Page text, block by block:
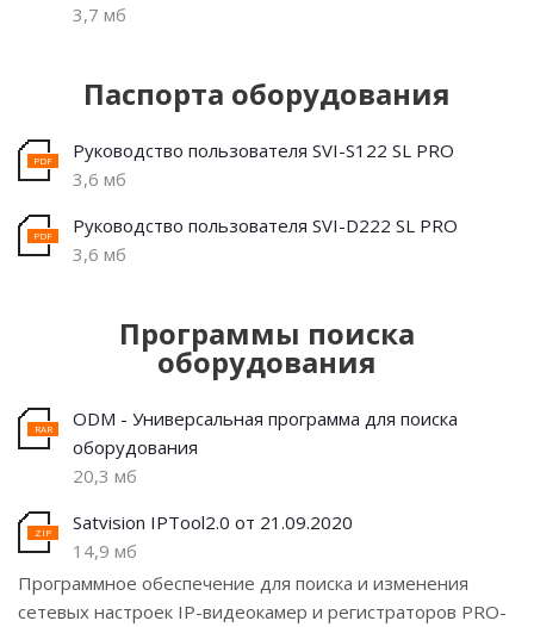
3,7 мб
Паспорта оборудования
Руководство пользователя SVI-S122 SL PRO
3,6 мб
Руководство пользователя SVI-D222 SL PRO
3,6 мб
Программы поиска
оборудования
ODM - Универсальная программа для поиска
оборудования
20,3 мб
Satvision IPTool2.0 от 21.09.2020
14,9 мб
Программное обеспечение для поиска и изменения
сетевых настроек IP-видеокамер и регистраторов PRO-